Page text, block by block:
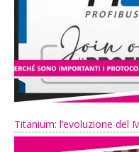
Titanium: l’evoluzione del